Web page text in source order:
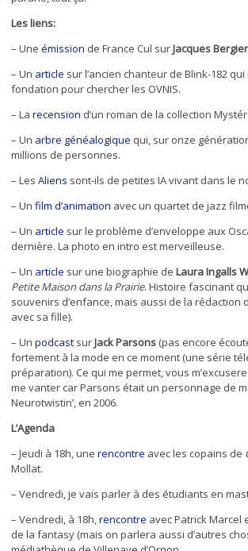
Les liens:
– Une émission de France Cul surJacques Bergier
– Un article sur l’ancien chanteur de Blink-182
fondation pour chercher les OVNIS.
– La recension d’un roman de la collection
– Un arbre généalogique qui, sur onze
millions de personnes.
– Les Aliens sont-ils de petites IA vivant dans le
– Un film d’animation avec un quartet de jazz
– Un article sur le problème d’enveloppe aux
dernière. La photo en intro est merveilleuse.
– Un article sur une biographie de Laura Ingalls
Petite Maison dans la Prairie. Histoire fascinant
souvenirs d’enfance, mais aussi de la rédaction
avec sa fille).
– Un podcast surJack Parsons (pas encore
fortement à la mode en ce moment (une série
préparation). Ce qui me permet, vous
me vanter car Parsons était un personnage de
Neurotwistin’, en 2006.
L’Agenda
– Jeudi à 18h, une rencontre avec les copains de
Mollat.
– Vendredi, je vais parler à des étudiants en
– Vendredi, à 18h, rencontre avec Patrick Marcel
de la fantasy (mais on parlera aussi d’autres